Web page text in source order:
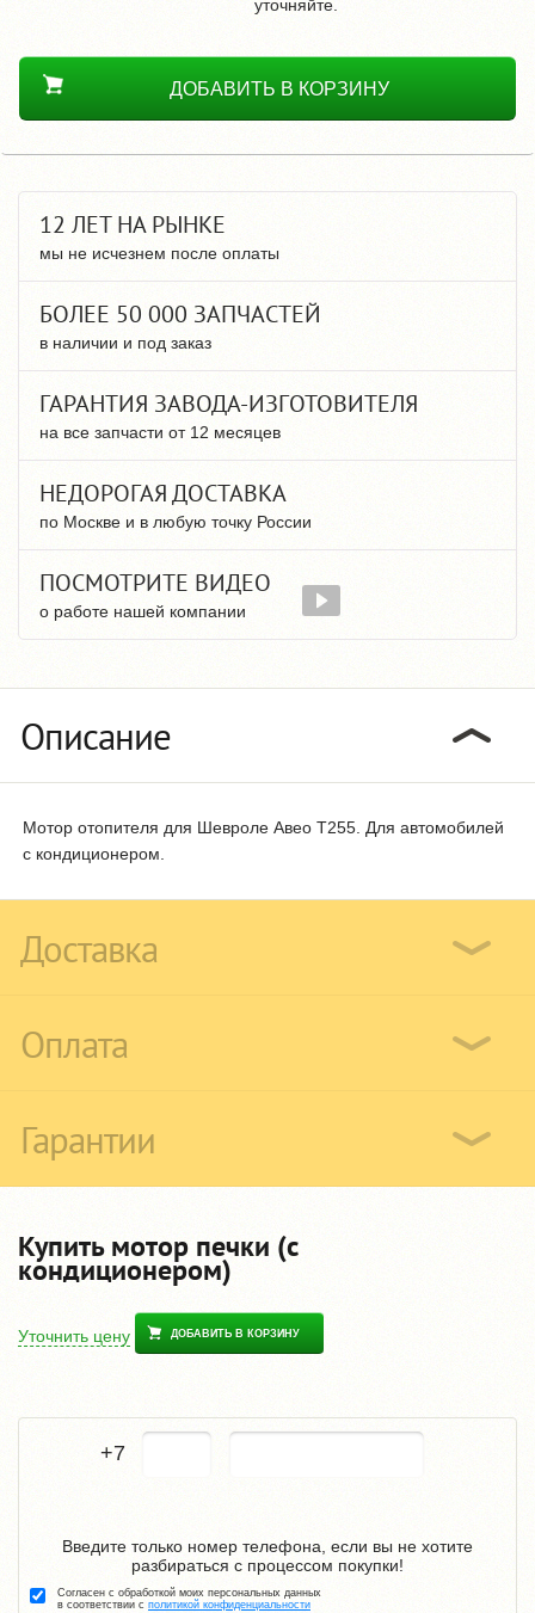
уточняйте.
ДОБАВИТЬ В КОРЗИНУ
12 ЛЕТ НА РЫНКЕ
мы не исчезнем после оплаты
БОЛЕЕ 50 000 ЗАПЧАСТЕЙ
в наличии и под заказ
ГАРАНТИЯ ЗАВОДА-ИЗГОТОВИТЕЛЯ
на все запчасти от 12 месяцев
НЕДОРОГАЯ ДОСТАВКА
по Москве и в любую точку России
ПОСМОТРИТЕ ВИДЕО
о работе нашей компании
Описание
Мотор отопителя для Шевроле Авео Т255. Для автомобилей
с кондиционером.
Доставка
Оплата
Гарантии
Купить мотор печки (с
кондиционером)
Уточнить цену ДОБАВИТЬ В КОРЗИНУ
+7
Введите только номер телефона, если вы не хотите
разбираться с процессом покупки!
Согласен с обработкой моих персональных данных
в соответствии с политикой конфиденциальности